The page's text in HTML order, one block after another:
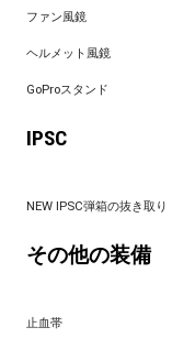
ファン風鏡
ヘルメット風鏡
GoProスタンド
IPSC
NEW IPSC弾箱の抜き取り
その他の装備
止血帯